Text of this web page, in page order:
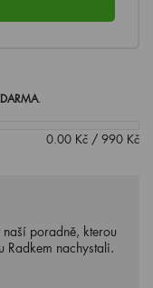
.
0.00 Kč / 990 Kč
poradně, kterou
Radkem nachystali.